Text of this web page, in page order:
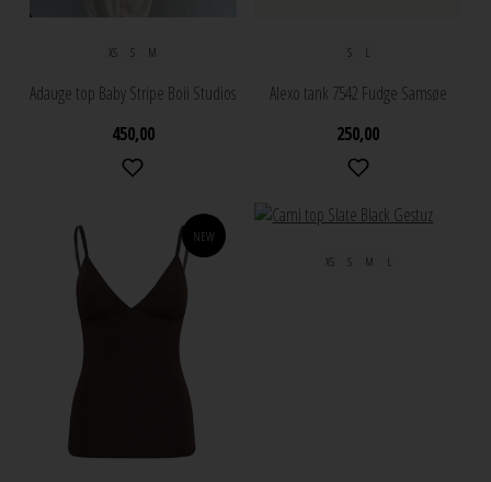
XS S M
Adauge top Baby Stripe Boii Studios
450,00
S L
Alexo tank 7542 Fudge Samsøe
250,00
NEW
XS S M L